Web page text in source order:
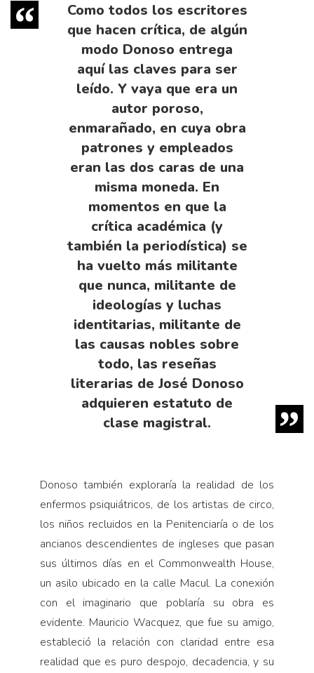
Como todos los escritores
que hacen crítica, de algún
modo Donoso entrega
aquí las claves para ser
leído. Y vaya que era un
autor poroso,
enmarañado, en cuya obra
patrones y empleados
eran las dos caras de una
misma moneda. En
momentos en que la
crítica académica (y
también la periodística) se
ha vuelto más militante
que nunca, militante de
ideologías y luchas
identitarias, militante de
las causas nobles sobre
todo, las reseñas
literarias de José Donoso
adquieren estatuto de
clase magistral.
Donoso también exploraría la realidad de los
enfermos psiquiátricos, de los artistas de circo,
los niños recluidos en la Penitenciaría o de los
ancianos descendientes de ingleses que pasan
sus últimos días en el Commonwealth House,
un asilo ubicado en la calle Macul. La conexión
con el imaginario que poblaría su obra es
evidente. Mauricio Wacquez, que fue su amigo,
estableció la relación con claridad entre esa
realidad que es puro despojo, decadencia, y su